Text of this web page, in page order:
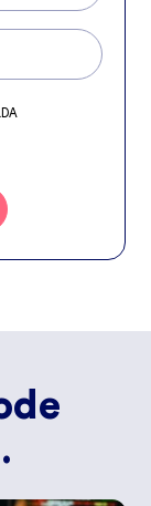
outros direitos,